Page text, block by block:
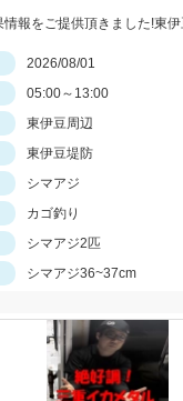
2026/08/01
05:00～13:00
東伊豆周辺
東伊豆堤防
シマアジ
カゴ釣り
シマアジ2匹
シマアジ36~37cm